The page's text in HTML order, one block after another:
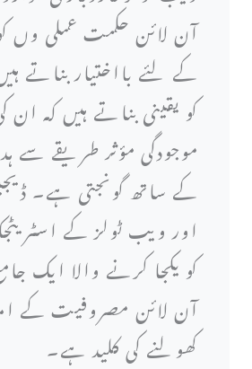
آن لائن حکمت عملی وں
کے لئے بااختیار بناتے
کو یقینی بناتے ہیں کہ ان
موجودگی مؤثر طریقے
کے ساتھ گونجتی ہے۔
اور ویب ٹولز کے
کو یکجا کرنے والا ایک
آن لائن مصروفیت کے
کھولنے کی کلید ہے۔